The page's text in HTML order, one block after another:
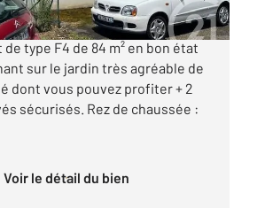
ville et au calme, très bel
type F4 de 84 m² en bon état
sur le jardin très agréable de
dont vous pouvez profiter + 2
sécurisés. Rez de chaussée :
Voir le détail du bien